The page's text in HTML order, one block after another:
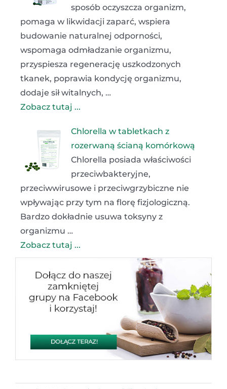
sposób oczyszcza organizm,
pomaga w likwidacji zaparć, wspiera
budowanie naturalnej odporności,
wspomaga odmładzanie organizmu,
przyspiesza regenerację uszkodzonych
tkanek, poprawia kondycję organizmu,
dodaje sił witalnych, …
Zobacz tutaj ...
Chlorella w tabletkach z
rozerwaną ścianą komórkową
Chlorella posiada właściwości
przeciwbakteryjne,
przeciwwirusowe i przeciwgrzybiczne nie
wpływając przy tym na florę fizjologiczną.
Bardzo dokładnie usuwa toksyny z
organizmu …
Zobacz tutaj ...